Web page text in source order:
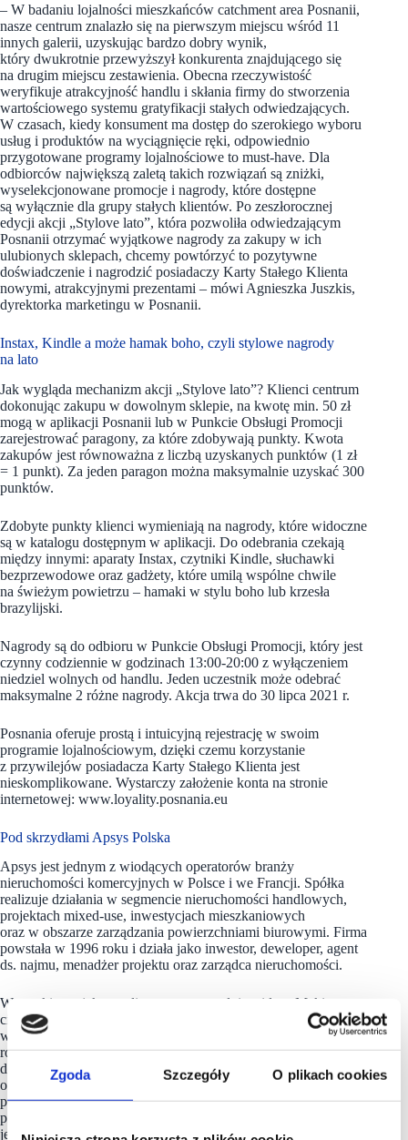
Zgoda Szczegóły O plikach cookies
– W badaniu lojalności mieszkańców catchment area Posnanii,
nasze centrum znalazło się na pierwszym miejscu wśród 11
innych galerii, uzyskując bardzo dobry wynik,
który dwukrotnie przewyższył konkurenta znajdującego się
na drugim miejscu zestawienia. Obecna rzeczywistość
weryfikuje atrakcyjność handlu i skłania firmy do stworzenia
wartościowego systemu gratyfikacji stałych odwiedzających.
W czasach, kiedy konsument ma dostęp do szerokiego wyboru
usług i produktów na wyciągnięcie ręki, odpowiednio
przygotowane programy lojalnościowe to must-have. Dla
odbiorców największą zaletą takich rozwiązań są zniżki,
wyselekcjonowane promocje i nagrody, które dostępne
są wyłącznie dla grupy stałych klientów. Po zeszłorocznej
edycji akcji „Stylove lato”, która pozwoliła odwiedzającym
Posnanii otrzymać wyjątkowe nagrody za zakupy w ich
ulubionych sklepach, chcemy powtórzyć to pozytywne
doświadczenie i nagrodzić posiadaczy Karty Stałego Klienta
nowymi, atrakcyjnymi prezentami – mówi Agnieszka Juszkis,
dyrektorka marketingu w Posnanii.
Instax, Kindle a może hamak boho, czyli stylowe nagrody
na lato
Jak wygląda mechanizm akcji „Stylove lato”? Klienci centrum
dokonując zakupu w dowolnym sklepie, na kwotę min. 50 zł
mogą w aplikacji Posnanii lub w Punkcie Obsługi Promocji
zarejestrować paragony, za które zdobywają punkty. Kwota
zakupów jest równoważna z liczbą uzyskanych punktów (1 zł
= 1 punkt). Za jeden paragon można maksymalnie uzyskać 300
punktów.
Zdobyte punkty klienci wymieniają na nagrody, które widoczne
są w katalogu dostępnym w aplikacji. Do odebrania czekają
między innymi: aparaty Instax, czytniki Kindle, słuchawki
bezprzewodowe oraz gadżety, które umilą wspólne chwile
na świeżym powietrzu – hamaki w stylu boho lub krzesła
brazylijski.
Nagrody są do odbioru w Punkcie Obsługi Promocji, który jest
czynny codziennie w godzinach 13:00-20:00 z wyłączeniem
niedziel wolnych od handlu. Jeden uczestnik może odebrać
maksymalne 2 różne nagrody. Akcja trwa do 30 lipca 2021 r.
Posnania oferuje prostą i intuicyjną rejestrację w swoim
programie lojalnościowym, dzięki czemu korzystanie
z przywilejów posiadacza Karty Stałego Klienta jest
nieskomplikowane. Wystarczy założenie konta na stronie
internetowej: www.loyality.posnania.eu
Pod skrzydłami Apsys Polska
Apsys jest jednym z wiodących operatorów branży
nieruchomości komercyjnych w Polsce i we Francji. Spółka
realizuje działania w segmencie nieruchomości handlowych,
projektach mixed-use, inwestycjach mieszkaniowych
oraz w obszarze zarządzania powierzchniami biurowymi. Firma
powstała w 1996 roku i działa jako inwestor, deweloper, agent
ds. najmu, menadżer projektu oraz zarządca nieruchomości.
Wszystkie projekty realizowane są zgodnie z ideą „Making
cities vibe” – ożywiania przestrzeni miejskiej, kreowania
wyjątkowych doświadczeń oraz dbania o zrównoważony
rozwój miast. Apsys Polska łączy profesjonalizm z szacunkiem
do tradycji, historii miejsca, jego otoczenia
oraz odpowiedzialnością społeczną i ekologiczną. Biorąc
pod uwagę specyfikę danej lokalizacji, tworzy innowacyjne
projekty „szyte na miarę”, w harmonii z miastem i potrzebami
jego mieszkańców, uwzględniające specyfikę danego miejsca,